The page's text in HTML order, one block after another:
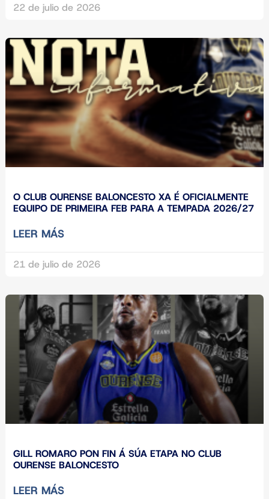
22 de julio de 2026
O CLUB OURENSE BALONCESTO XA É OFICIALMENTE
EQUIPO DE PRIMEIRA FEB PARA A TEMPADA 2026/27
LEER MÁS
21 de julio de 2026
GILL ROMARO PON FIN Á SÚA ETAPA NO CLUB
OURENSE BALONCESTO
LEER MÁS